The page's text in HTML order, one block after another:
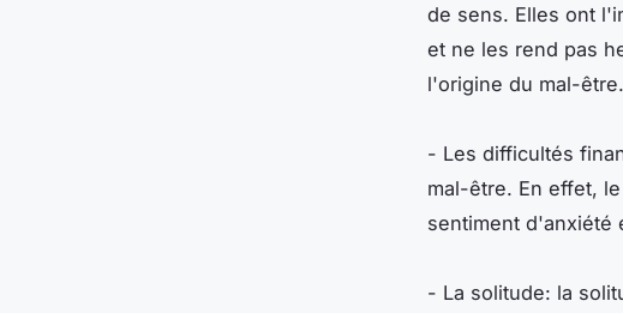
de sens. Elles ont
et ne les rend pas
l'origine du mal-être.
- Les difficultés
mal-être. En effet,
sentiment d'anxiété
- La solitude: la